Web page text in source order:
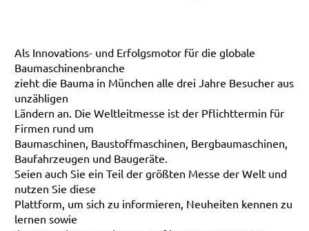
Als Innovations- und Erfolgsmotor für die globale
Baumaschinenbranche
zieht die Bauma in München alle drei Jahre Besucher aus
unzähligen
Ländern an. Die Weltleitmesse ist der Pflichttermin für
Firmen rund um
Baumaschinen, Baustoffmaschinen, Bergbaumaschinen,
Baufahrzeugen und Baugeräte.
Seien auch Sie ein Teil der größten Messe der Welt und
nutzen Sie diese
Plattform, um sich zu informieren, Neuheiten kennen zu
lernen sowie